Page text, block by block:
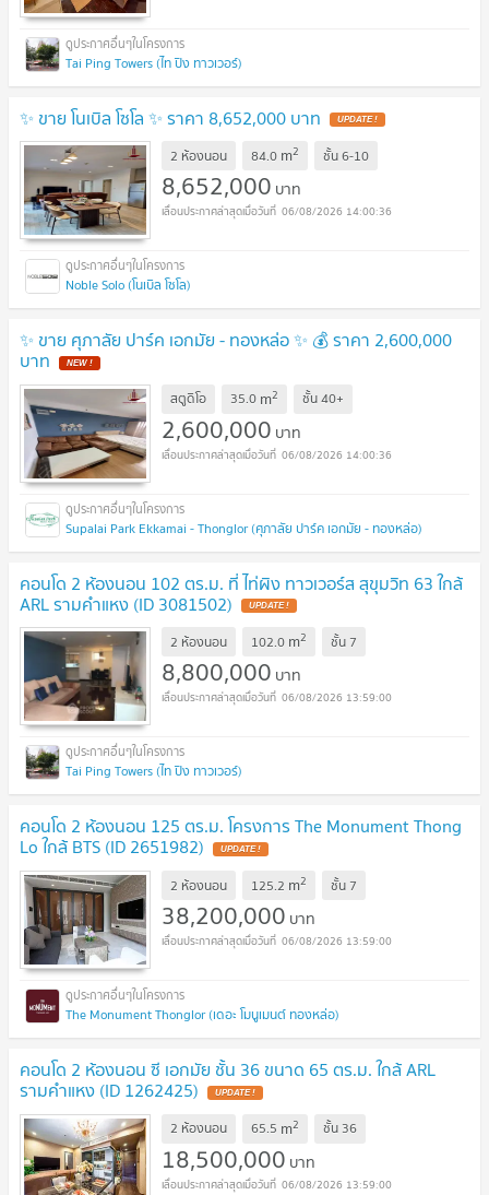
Tai Ping Towers (ไท ปิง ทาวเวอร์)
✨ ขาย โนเบิล โซโล ✨ ราคา 8,652,000 บาท UPDATE !
2 ห้องนอน 84.0 m2 ชั้น6-10
8,652,000 บาท
06/08/2026 14:00:36
Noble Solo (โนเบิล โซโล)
✨ ขาย ศุภาลัย ปาร์ค เอกมัย - ทองหล่อ ✨ 💰 ราคา 2,600,000
บาท NEW !
สตูดิโอ 35.0 m2 ชั้น40+
2,600,000 บาท
06/08/2026 14:00:36
Supalai Park Ekkamai - Thonglor (ศุภาลัย ปาร์ค เอกมัย - ทองหล่อ)
คอนโด 2 ห้องนอน 102 ตร.ม. ที่ ไท่ผิง ทาวเวอร์ส สุขุมวิท 63 ใกล้
ARL รามคำแหง (ID 3081502) UPDATE !
2 ห้องนอน 102.0 m2 ชั้น 7
8,800,000 บาท
06/08/2026 13:59:00
Tai Ping Towers (ไท ปิง ทาวเวอร์)
คอนโด 2 ห้องนอน 125 ตร.ม. โครงการ The Monument Thong
Lo ใกล้ BTS (ID 2651982) UPDATE !
2 ห้องนอน 125.2 m2 ชั้น 7
38,200,000 บาท
06/08/2026 13:59:00
The Monument Thonglor (เดอะ โมนูเมนต์ ทองหล่อ)
คอนโด 2 ห้องนอน ซี เอกมัย ชั้น 36 ขนาด 65 ตร.ม. ใกล้ ARL
รามคำแหง (ID 1262425) UPDATE !
2 ห้องนอน 65.5 m2 ชั้น 36
18,500,000 บาท
06/08/2026 13:59:00